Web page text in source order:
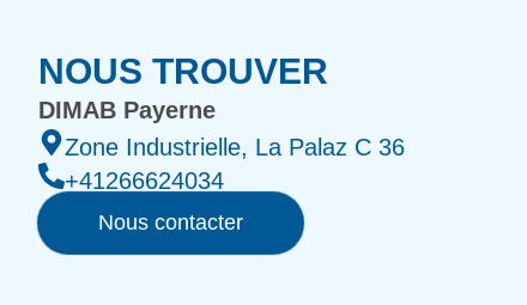
NOUS TROUVER
DIMAB Payerne
Zone Industrielle, La Palaz C 36
+41266624034
Nous contacter